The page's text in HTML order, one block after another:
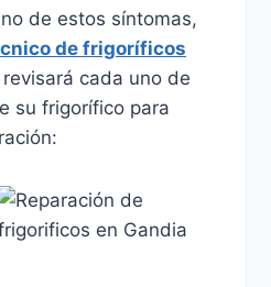
de estos síntomas,
de frigoríficos
revisará cada uno de
su frigorífico para